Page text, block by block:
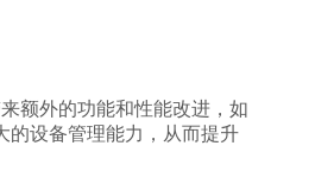
额外的功能和性能改进，如
的设备管理能力，从而提升